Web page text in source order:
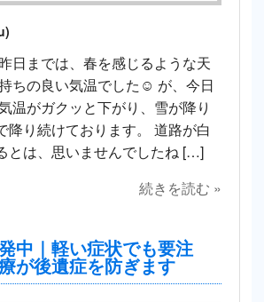
日までは、春を感じるような天
ちの良い気温でした☺️ が、今日
温がガクッと下がり、雪が降り
降り続けております。 道路が白
とは、思いませんでしたね […]
続きを読む »
中｜軽い症状でも要注
が後遺症を防ぎます